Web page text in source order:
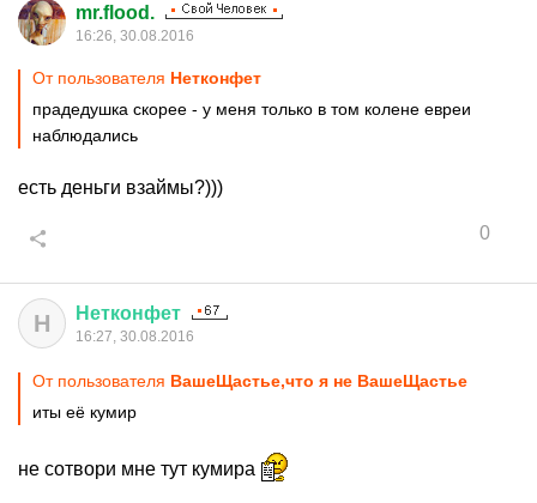
mr.flood.
16:26, 30.08.2016
От пользователя Нетконфет
прадедушка скорее - у меня только в том колене евреи
наблюдались
есть деньги взаймы?)))
0
Н Нетконфет
16:27, 30.08.2016
От пользователя ВашеЩастье,что я не ВашеЩастье
иты её кумир
не сотвори мне тут кумира